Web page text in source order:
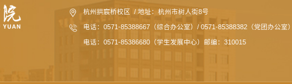
杭州拱宸桥校区 / 地址：杭州市树人街8号
电话：0571-85388667（综合办公室）/ 0571-85388382（党团办公室）
电话：0571-85386680（学生发展中心）邮编：310015